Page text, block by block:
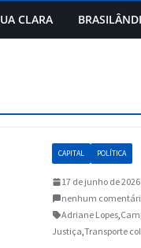
CLARA
CAPITAL POLÍTICA
17 de junho de 2026
nenhum
Adriane Lopes,
Justiça,Transporte